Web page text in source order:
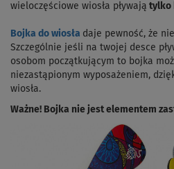
wieloczęściowe wiosła pływają tylko
Bojka do wiosła daje pewność, że
Szczególnie jeśli na twojej desce
osobom początkującym to bojka
niezastąpionym wyposażeniem,
wiosła.
Ważne! Bojka nie jest elementem